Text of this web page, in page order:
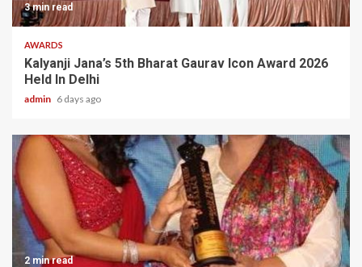
3 min read
AWARDS
Kalyanji Jana’s 5th Bharat Gaurav Icon Award 2026
Held In Delhi
admin 6 days ago
2 min read